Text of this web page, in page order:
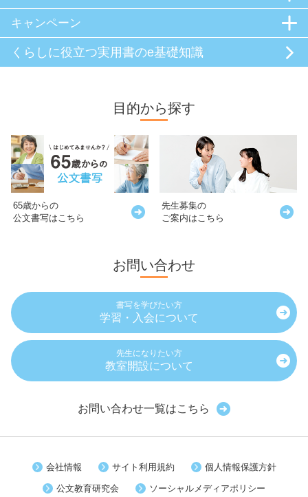
キャンペーン
くらしに役立つ実用書のe基礎知識
目的から探す
65歳からの
公文書写はこちら
先生募集の
ご案内はこちら
お問い合わせ
書写を学びたい方
学習・入会について
先生になりたい方
教室開設について
お問い合わせ一覧はこちら
会社情報 サイト利用規約 個人情報保護方針
公文教育研究会 ソーシャルメディアポリシー